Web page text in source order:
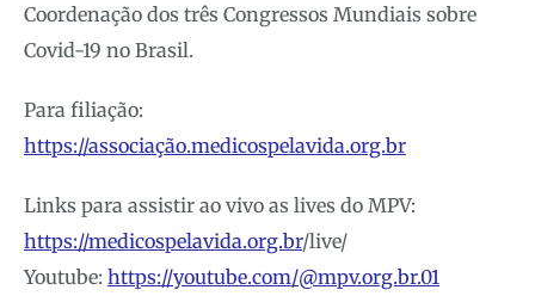
Coordenação dos três Congressos Mundiais sobre
Covid-19 no Brasil.
Para filiação:
https://associação.medicospelavida.org.br
Links para assistir ao vivo as lives do MPV:
https://medicospelavida.org.br/live/
Youtube: https://youtube.com/@mpv.org.br.01